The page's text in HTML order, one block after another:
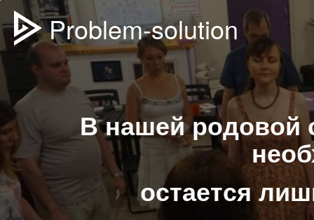
Problem-solution
В нашей родовой
остается